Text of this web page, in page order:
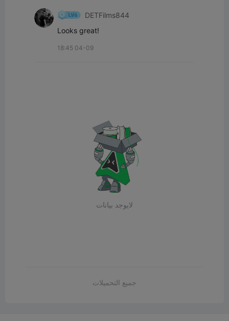
DETFilms844
Looks great!
18:45 04-09
لايوجد بيانات
جميع التحميلات